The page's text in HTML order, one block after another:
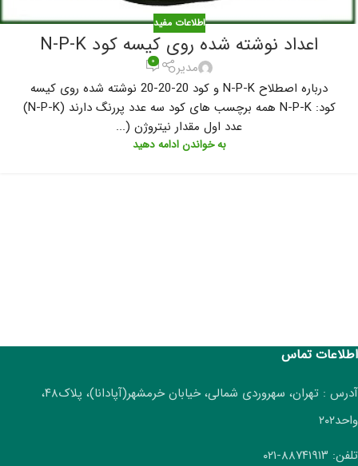
اطلاعات مفید
اعداد نوشته شده روی کیسه کود N-P-K
مدیر ۰
درباره اصطلاح N-P-K و کود 20-20-20 نوشته شده روی کیسه
کود: N-P-K همه برچسب های کود سه عدد پررنگ دارند (N-P-K)
عدد اول مقدار نیتروژن (...
به خواندن ادامه دهید
اطلاعات تماس
آدرس : تهران، سهروردی شمالی، خیابان خرمشهر(آپادانا)، پلاک۴۸،
واحد۲۰۲
تلفن: ۸۸۷۴۱۹۱۳-۰۲۱